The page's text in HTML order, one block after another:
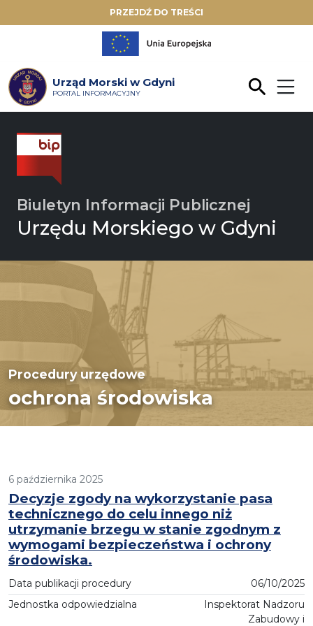
PRZEJDŹ DO TREŚCI
Urząd Morski w Gdyni
PORTAL INFORMACYJNY
Biuletyn Informacji Publicznej
Urzędu Morskiego w Gdyni
Procedury urzędowe
ochrona środowiska
6 października 2025
Decyzje zgody na wykorzystanie pasa
technicznego do celu innego niż
utrzymanie brzegu w stanie zgodnym z
wymogami bezpieczeństwa i ochrony
środowiska.
Data publikacji procedury
06/10/2025
Jednostka odpowiedzialna
Inspektorat Nadzoru
Zabudowy i